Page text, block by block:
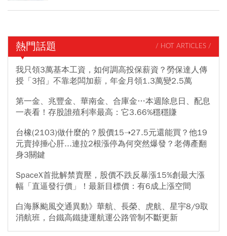
熱門話題 / HOT ARTICLES /
我只領3萬基本工資，如何調高投保薪資？勞保達人傳
授「3招」不靠老闆加薪，年金月領1.3萬變2.5萬
第一金、兆豐金、華南金、合庫金…本週除息日、配息
一表看！存股誰殖利率最高：它3.66%穩穩賺
台橡(2103)做什麼的？股價15➝27.5元還能買？他19
元賣掉捶心肝...連拉2根漲停為何突然爆發？老傳產翻
身3關鍵
SpaceX首批解禁賣壓，股價不跌反暴漲15%創最大漲
幅「直逼發行價」！最新目標價：有6成上漲空間
白海豚颱風交通異動》華航、長榮、虎航、星宇8/9取
消航班，台鐵高鐵捷運航運公路管制不斷更新